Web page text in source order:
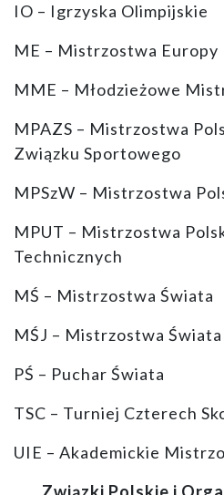
IO – Igrzyska Olimpijskie
ME – Mistrzostwa Europy
MME – Młodzieżowe
MPAZS – Mistrzostwa
Związku Sportowego
MPSzW – Mistrzostwa
MPUT – Mistrzostwa
Technicznych
MŚ – Mistrzostwa Świata
MŚJ – Mistrzostwa
PŚ – Puchar Świata
TSC – Turniej Czterech
UIE – Akademickie